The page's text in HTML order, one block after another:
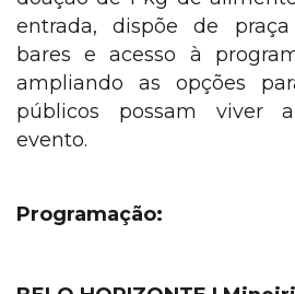
entrada, dispõe de
bares e acesso à p
ampliando as opções
públicos possam viver
evento.
Programação: